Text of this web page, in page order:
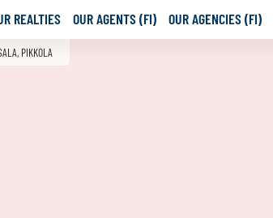
REALTIES OUR AGENTS (FI) OUR AGENCIES (FI)
PIKKOLA